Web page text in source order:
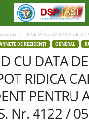
INCEPÂND CU DATA DE 07
DE REZIDENȚI GENERAL
CU DATA
RIDICA
PENTRU
Nr. 4122 /